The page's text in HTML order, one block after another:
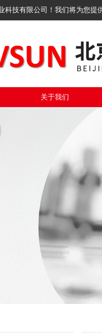
科技有限公司！我们将为您提
关于我们